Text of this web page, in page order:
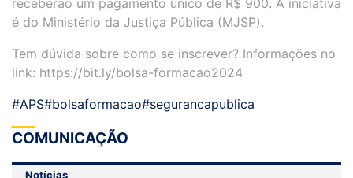
receberão um pagamento único de R$ 900. A iniciativa
é do Ministério da Justiça Pública (MJSP).
Tem dúvida sobre como se inscrever? Informações no
link: https://bit.ly/bolsa-formacao2024
#APS#bolsaformacao#segurancapublica
COMUNICAÇÃO
Notícias